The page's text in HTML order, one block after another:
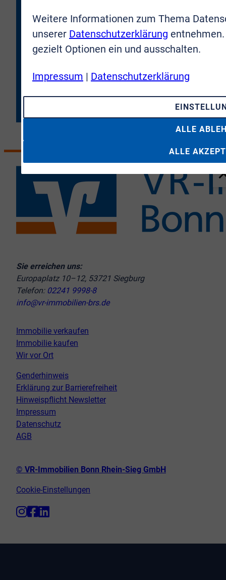
Datenschutzbestimmungen gelesen und verstanden
Daten an die VR-Immobilien Bonn Rhein-Sieg GmbH
übermittelt werden.
JETZT ANMELDEN
Sie erreichen uns:
Europaplatz 10–12, 53721 Siegburg
Telefon: 02241 9998-8
info@vr-immobilien-brs.de
Immobilie verkaufen
Immobilie kaufen
Wir vor Ort
Genderhinweis
Erklärung zur Barrierefreiheit
Hinweispflicht Newsletter
Impressum
Datenschutz
AGB
© VR-Immobilien Bonn Rhein-Sieg GmbH
Cookie-Einstellungen
Weitere Informationen zum Thema
unserer Datenschutzerklärung
gezielt Optionen ein und ausschalten.
Impressum | Datenschutzerklärung
ALLE
ALLE